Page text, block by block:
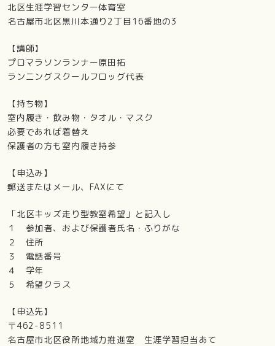
北区生涯学習センター体育室
名古屋市北区黒川本通り2丁目16番地の3
【講師】
プロマラソンランナー原田拓
ランニングスクールフロッグ代表
【持ち物】
室内履き・飲み物・タオル・マスク
必要であれば着替え
保護者の方も室内履き持参
【申込み】
郵送またはメール、FAXにて
「北区キッズ走り型教室希望」と記入し
１ 参加者、および保護者氏名・ふりがな
２ 住所
３ 電話番号
４ 学年
５ 希望クラス
【申込先】
〒462-8511
名古屋市北区役所地域力推進室 生涯学習担当あて